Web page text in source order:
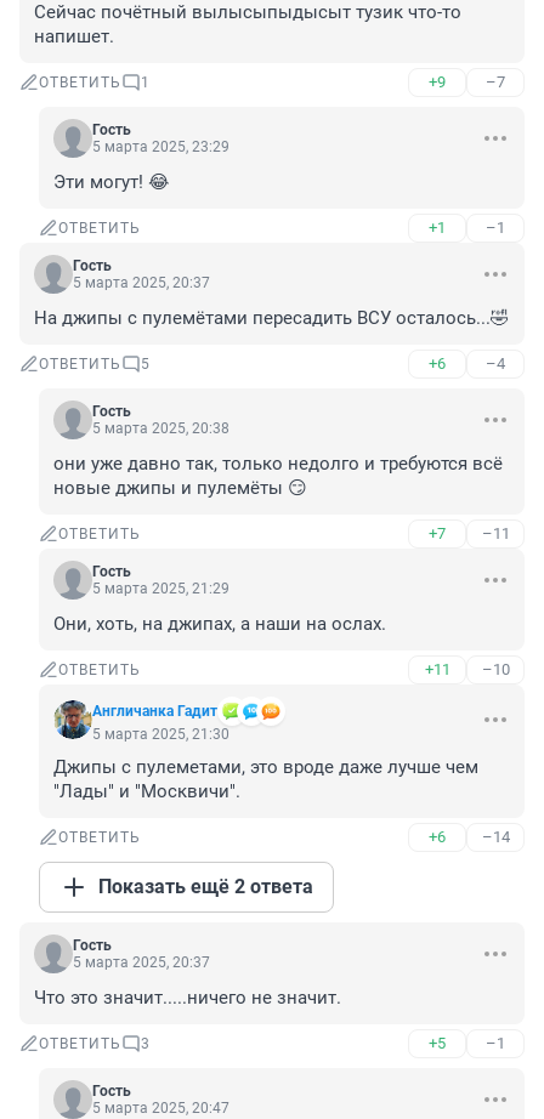
Сейчас почётный вылысыпыдысыт тузик что-то
напишет.
ОТВЕТИТЬ 1 +9 –7
Гость
5 марта 2025, 23:29
Эти могут! 😂
ОТВЕТИТЬ +1 –1
Гость
5 марта 2025, 20:37
На джипы с пулемётами пересадить ВСУ осталось...🤣
ОТВЕТИТЬ 5 +6 –4
Гость
5 марта 2025, 20:38
они уже давно так, только недолго и требуются всё
новые джипы и пулемёты 😏
ОТВЕТИТЬ +7 –11
Гость
5 марта 2025, 21:29
Они, хоть, на джипах, а наши на ослах.
ОТВЕТИТЬ +11 –10
Aнгличанка Гадит
5 марта 2025, 21:30
Джипы с пулеметами, это вроде даже лучше чем
"Лады" и "Москвичи".
ОТВЕТИТЬ +6 –14
Показать ещё 2 ответа
Гость
5 марта 2025, 20:37
Что это значит.....ничего не значит.
ОТВЕТИТЬ 3 +5 –1
Гость
5 марта 2025, 20:47